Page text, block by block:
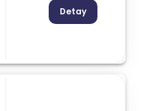
Detay